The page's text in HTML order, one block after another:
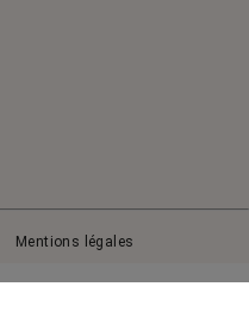
Mentions légales